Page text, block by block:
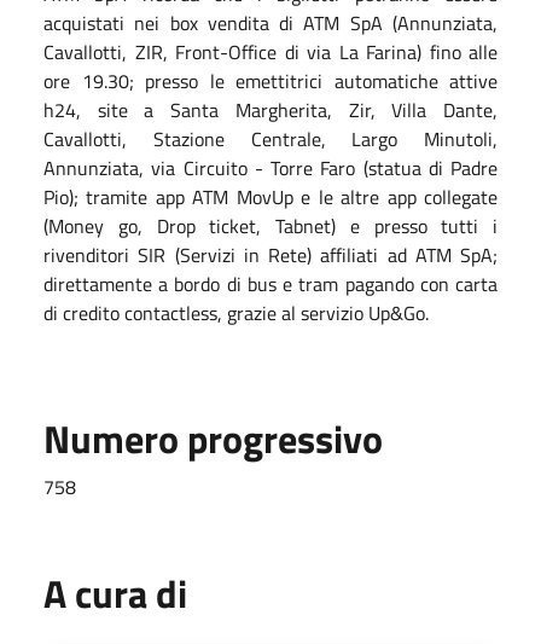
acquistati nei box vendita di ATM SpA (Annunziata,
Cavallotti, ZIR, Front-Office di via La Farina) fino alle
ore 19.30; presso le emettitrici automatiche attive
h24, site a Santa Margherita, Zir, Villa Dante,
Cavallotti, Stazione Centrale, Largo Minutoli,
Annunziata, via Circuito - Torre Faro (statua di Padre
Pio); tramite app ATM MovUp e le altre app collegate
(Money go, Drop ticket, Tabnet) e presso tutti i
rivenditori SIR (Servizi in Rete) affiliati ad ATM SpA;
direttamente a bordo di bus e tram pagando con carta
di credito contactless, grazie al servizio Up&Go.
Numero progressivo
758
A cura di